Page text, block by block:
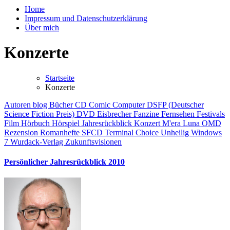
Home
Impressum und Datenschutzerklärung
Über mich
Konzerte
Startseite
Konzerte
Autoren blog BücherCD Comic ComputerDSFP (Deutscher
Science Fiction Preis) DVD EisbrecherFanzine Fernsehen Festivals
Film Hörbuch Hörspiel Jahresrückblick Konzert M'era Luna OMD
Rezension Romanhefte SFCD Terminal Choice Unheilig Windows
7 Wurdack-Verlag Zukunftsvisionen
Persönlicher Jahresrückblick 2010